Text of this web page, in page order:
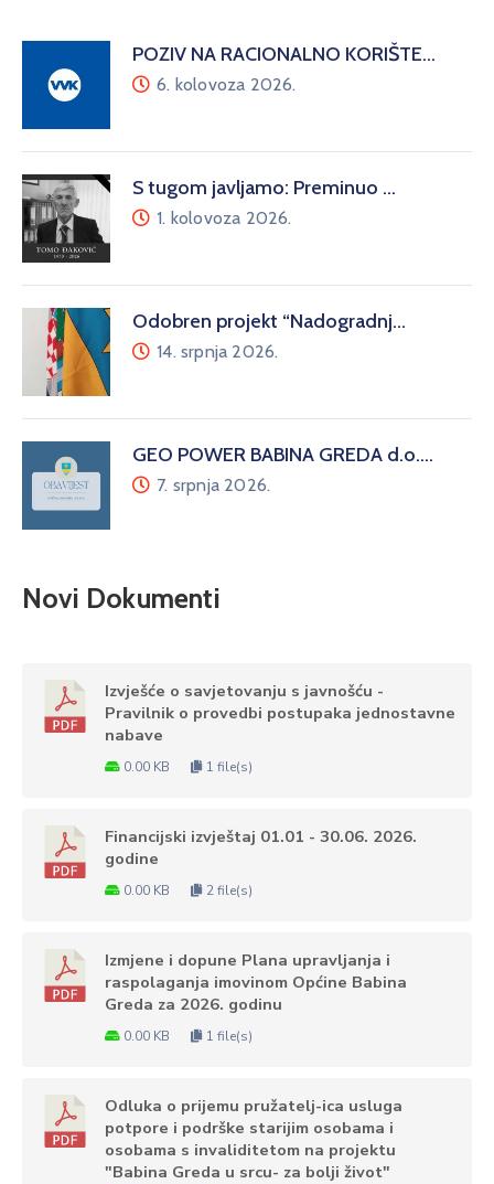
POZIV NA RACIONALNO KORIŠTE…
6. kolovoza 2026.
S tugom javljamo: Preminuo …
1. kolovoza 2026.
Odobren projekt “Nadogradnj…
14. srpnja 2026.
GEO POWER BABINA GREDA d.o.…
7. srpnja 2026.
Novi Dokumenti
Izvješće o savjetovanju s javnošću -
Pravilnik o provedbi postupaka jednostavne
nabave
0.00 KB 1 file(s)
Financijski izvještaj 01.01 - 30.06. 2026.
godine
0.00 KB 2 file(s)
Izmjene i dopune Plana upravljanja i
raspolaganja imovinom Općine Babina
Greda za 2026. godinu
0.00 KB 1 file(s)
Odluka o prijemu pružatelj-ica usluga
potpore i podrške starijim osobama i
osobama s invaliditetom na projektu
"Babina Greda u srcu- za bolji život"